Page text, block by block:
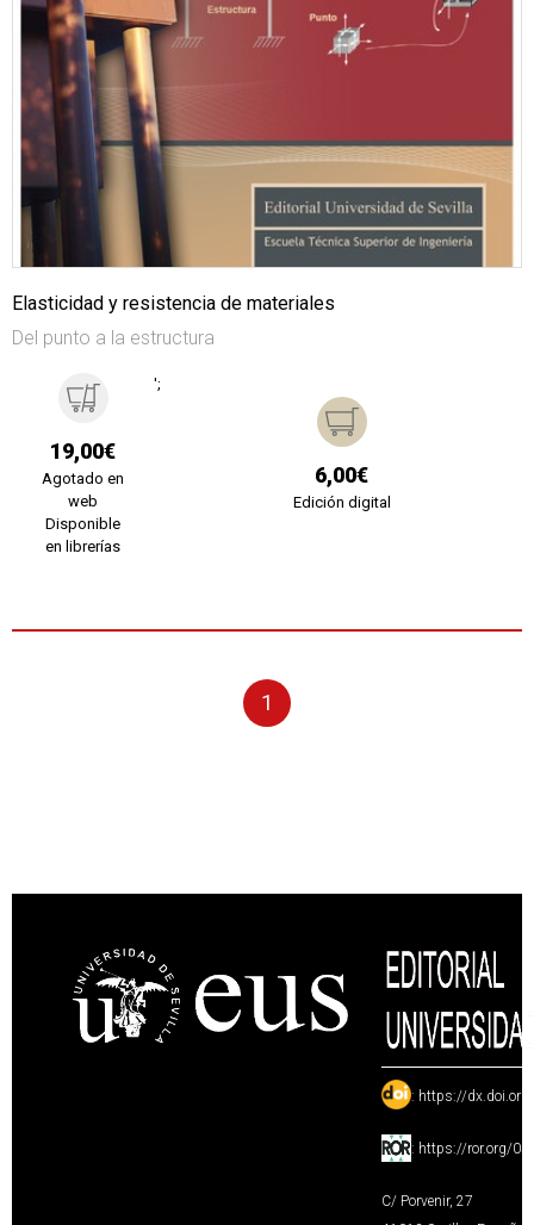
Elasticidad y resistencia de materiales
Del punto a la estructura
19,00€
Agotado en
web
Disponible
en librerías
';
6,00€
Edición digital
1
: https://
: https://ror.org/
C/ Porvenir, 27